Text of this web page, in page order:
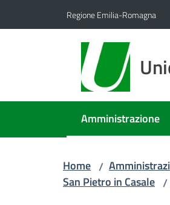
Regione Emilia-Romagna
Amministrazione
Menu selezionato
Home /
San Pietro in Casale /